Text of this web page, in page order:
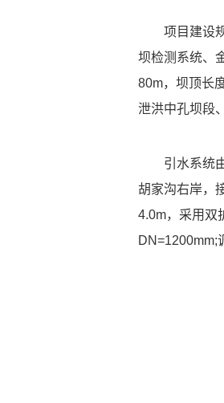
项目建设
坝检测系统、
80m，坝顶长
泄洪中孔坝段
引水系统
胡家沟右岸，
4.0m，采用双
DN=1200mm;